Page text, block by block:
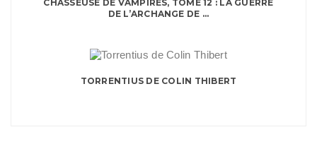
CHASSEUSE DE VAMPIRES, TOME 12 : LA GUERRE
DE L’ARCHANGE DE ...
TORRENTIUS DE COLIN THIBERT